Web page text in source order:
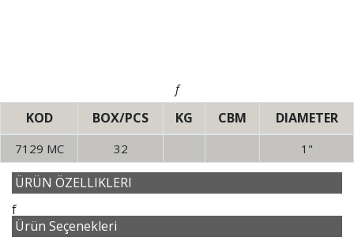
f
KOD BOX/PCS KG CBM DIAMETER
7129 MC 32 1"
ÜRÜN ÖZELLIKLERI
f
Ürün Seçenekleri